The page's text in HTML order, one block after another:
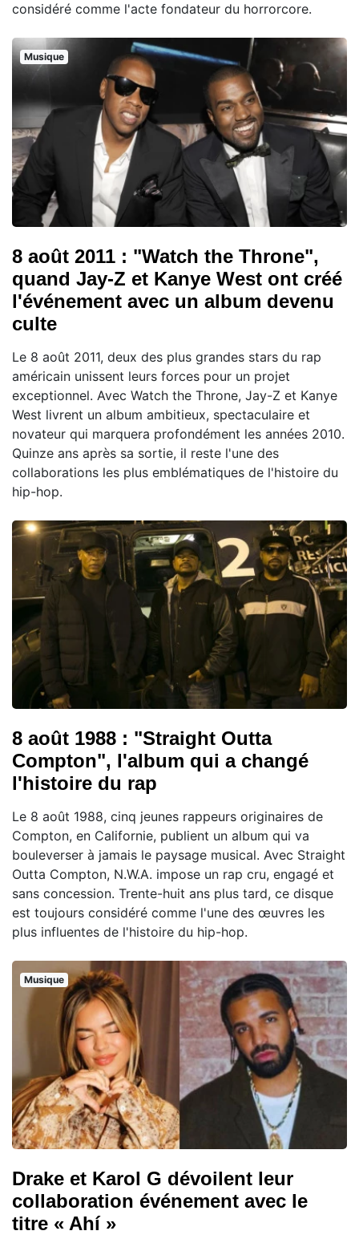
considéré comme l'acte fondateur du horrorcore.
Musique
8 août 2011 : "Watch the Throne",
quand Jay-Z et Kanye West ont créé
l'événement avec un album devenu
culte
Le 8 août 2011, deux des plus grandes stars du rap
américain unissent leurs forces pour un projet
exceptionnel. Avec Watch the Throne, Jay-Z et Kanye
West livrent un album ambitieux, spectaculaire et
novateur qui marquera profondément les années 2010.
Quinze ans après sa sortie, il reste l'une des
collaborations les plus emblématiques de l'histoire du
hip-hop.
8 août 1988 : "Straight Outta
Compton", l'album qui a changé
l'histoire du rap
Le 8 août 1988, cinq jeunes rappeurs originaires de
Compton, en Californie, publient un album qui va
bouleverser à jamais le paysage musical. Avec Straight
Outta Compton, N.W.A. impose un rap cru, engagé et
sans concession. Trente-huit ans plus tard, ce disque
est toujours considéré comme l'une des œuvres les
plus influentes de l'histoire du hip-hop.
Musique
Drake et Karol G dévoilent leur
collaboration événement avec le
titre « Ahí »